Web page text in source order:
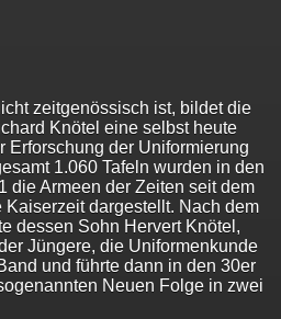
zeitgenössisch ist, bildet die
Knötel eine selbst heute
Erforschung der Uniformierung
1.060 Tafeln wurden in den
die Armeen der Zeiten seit dem
Kaiserzeit dargestellt. Nach dem
dessen Sohn Hervert Knötel,
Jüngere, die Uniformenkunde
und führte dann in den 30er
Neuen Folge in zwei